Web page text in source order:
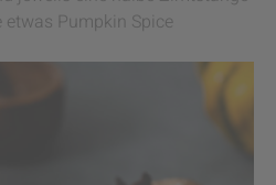
Pumpkin Spice